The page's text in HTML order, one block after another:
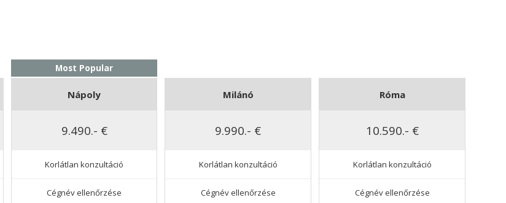
Most Popular
Nápoly
9.490.- €
Korlátlan konzultáció
Cégnév ellenőrzése
Milánó
9.990.- €
Korlátlan konzultáció
Cégnév ellenőrzése
Róma
10.590.- €
Korlátlan konzultáció
Cégnév ellenőrzése